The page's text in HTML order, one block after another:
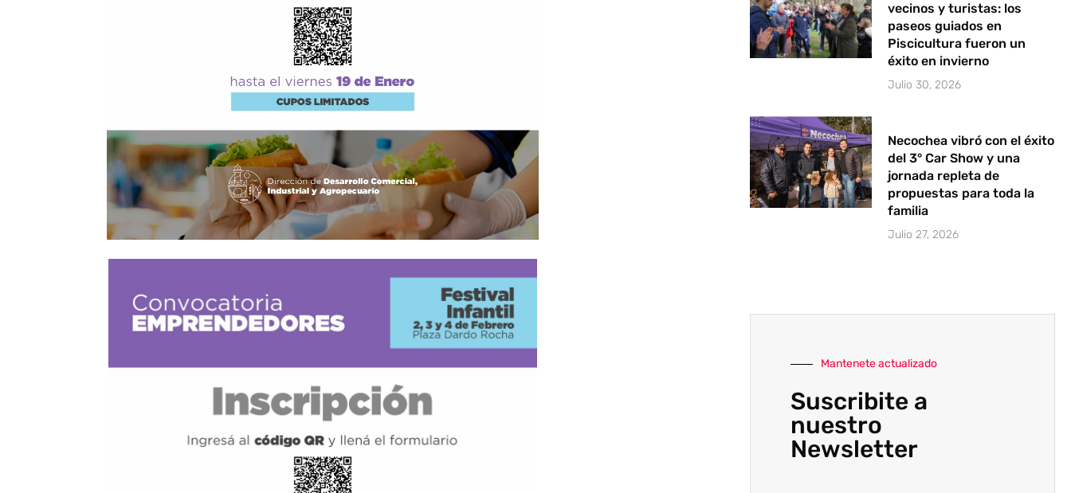
vecinos y turistas: los
paseos guiados en
Piscicultura fueron un
éxito en invierno
Julio 30, 2026
Necochea vibró con el éxito
del 3° Car Show y una
jornada repleta de
propuestas para toda la
familia
Julio 27, 2026
Mantenete actualizado
Suscribite a
nuestro
Newsletter